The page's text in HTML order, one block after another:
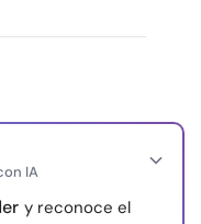
IA
y reconoce el